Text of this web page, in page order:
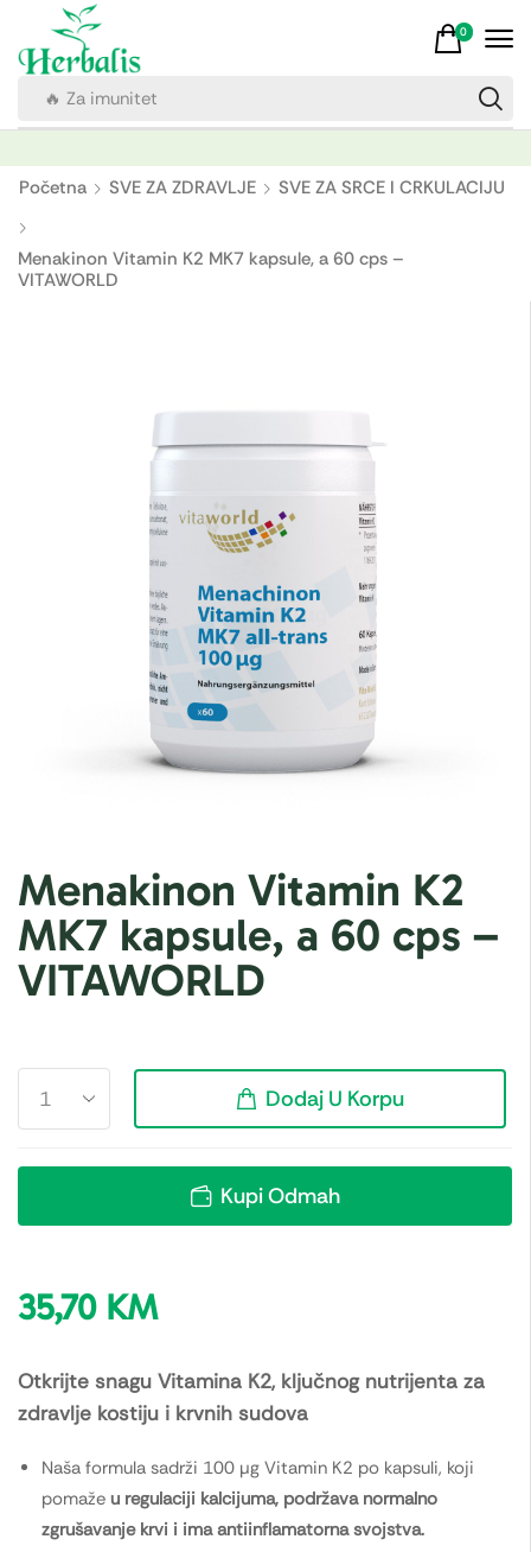
🔥 Za imunitet
0
Početna SVE ZA ZDRAVLJE SVE ZA SRCE I CRKULACIJU
Menakinon Vitamin K2 MK7 kapsule, a 60 cps –
VITAWORLD
Menakinon Vitamin K2
MK7 kapsule, a 60 cps –
VITAWORLD
Dodaj U Korpu
Kupi Odmah
35,70 KM
Otkrijte snagu Vitamina K2, ključnog nutrijenta za
zdravlje kostiju i krvnih sudova
Naša formula sadrži 100 µg Vitamin K2 po kapsuli, koji
pomaže u regulaciji kalcijuma, podržava normalno
zgrušavanje krvi i ima antiinflamatorna svojstva.